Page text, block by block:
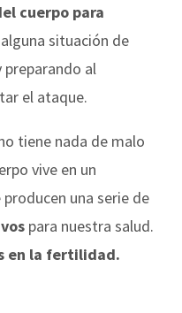
cuerpo para
situación de
al
el ataque.
tiene nada de malo
vive en un
una serie de
para nuestra salud.
en la fertilidad.